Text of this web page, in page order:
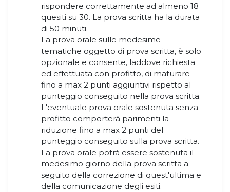
rispondere correttamente ad almeno 18
quesiti su 30. La prova scritta ha la durata
di 50 minuti.
La prova orale sulle medesime
tematiche oggetto di prova scritta, è solo
opzionale e consente, laddove richiesta
ed effettuata con profitto, di maturare
fino a max 2 punti aggiuntivi rispetto al
punteggio conseguito nella prova scritta.
L'eventuale prova orale sostenuta senza
profitto comporterà parimenti la
riduzione fino a max 2 punti del
punteggio conseguito sulla prova scritta.
La prova orale potrà essere sostenuta il
medesimo giorno della prova scritta a
seguito della correzione di quest'ultima e
della comunicazione degli esiti.